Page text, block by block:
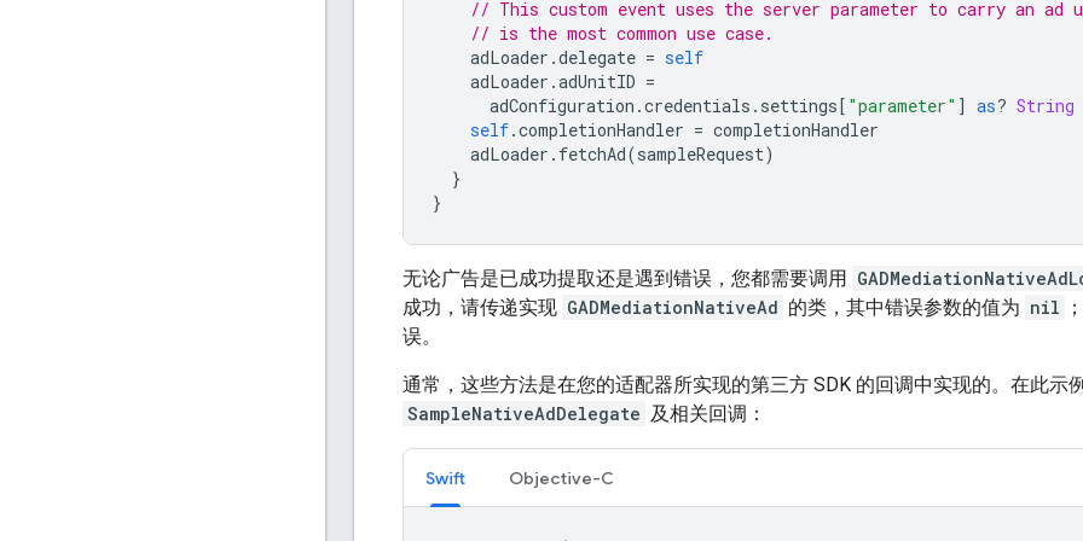
// This custom event uses the server parameter to carry an ad
// is the most common use case.
adLoader .delegate = self
adLoader .adUnitID =
adConfiguration .credentials . settings[ "parameter" ] as? String
self.completionHandler = completionHandler
adLoader . fetchAd(sampleRequest)
}
}
无论广告是已成功提取还是遇到错误，您都需要调用
成功，请传递实现 GADMediationNativeAd 的类，其中错误参数的值为 nil
误。
通常，这些方法是在您的适配器所实现的第三方 SDK 的回调中实现的。在此示
SampleNativeAdDelegate 及相关回调：
Swift Objective-C